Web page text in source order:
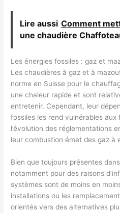
Lire aussi Comment
une chaudière
Les énergies fossiles : gaz et
Les chaudières à gaz et à
norme en Suisse pour le
une chaleur rapide et sont
entretenir. Cependant, leur
fossiles les rend vulnérables
l’évolution des réglementations
leur combustion émet des gaz à
Bien que toujours présentes
notamment pour des raisons
systèmes sont de moins en
installations ou les
orientés vers des alternatives